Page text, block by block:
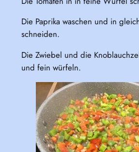
Die Paprika waschen und in
schneiden.
Die Zwiebel und die
und fein würfeln.